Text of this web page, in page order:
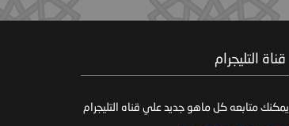
‏ قناة التليجرام
يمكنك متابعه كل ماهو جديد علي قناه التليجرام